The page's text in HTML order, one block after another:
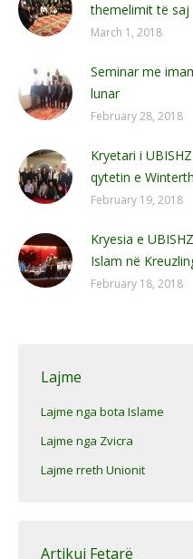
themelimit të saj
March 1, 2018
Seminar me
lunar
February 28, 2018
Kryetari i
qytetin e
February 19, 2018
Kryesia e
Islam në
February 18, 2018
Lajme
Lajme nga bota Islame
Lajme nga Zvicra
Lajme rreth Unionit
Artikuj Fetarë